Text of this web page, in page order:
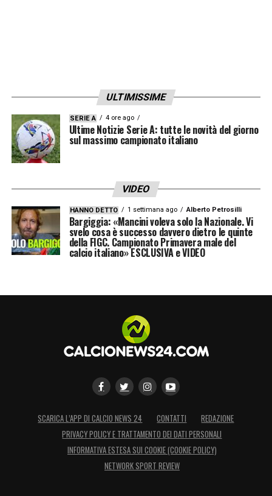
ULTIMISSIME
SERIE A 4 ore ago
Ultime Notizie Serie A: tutte le novità del giorno
sul massimo campionato italiano
VIDEO
HANNO DETTO 1 settimana ago Alberto Petrosilli
Bargiggia: «Mancini voleva solo la Nazionale. Vi
svelo cosa è successo davvero dietro le quinte
della FIGC. Campionato Primavera male del
calcio italiano» ESCLUSIVA e VIDEO
SCARICA L’APP DI CALCIO NEWS 24 CONTATTI
REDAZIONE
PRIVACY POLICY E TRATTAMENTO DEI DATI PERSONALI
INFORMATIVA ESTESA SUI COOKIE (COOKIE POLICY)
NETWORK SPORT REVIEW